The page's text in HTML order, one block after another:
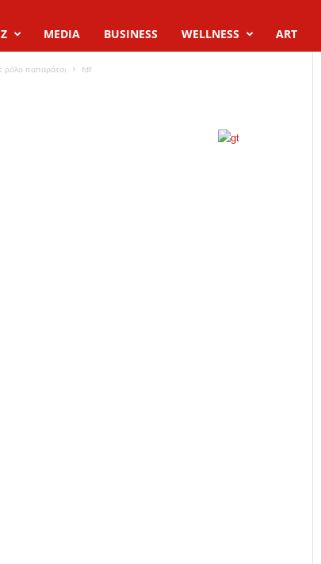
MEDIA BUSINESS WELLNESS ART
ρόλο παπαράτσι fdf